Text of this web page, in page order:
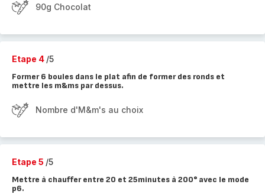
90g Chocolat
Etape 4 /5
Former 6 boules dans le plat afin de former des ronds et
mettre les m&ms par dessus.
Nombre d'M&m's au choix
Etape 5 /5
Mettre à chauffer entre 20 et 25minutes à 200° avec le mode
p6.